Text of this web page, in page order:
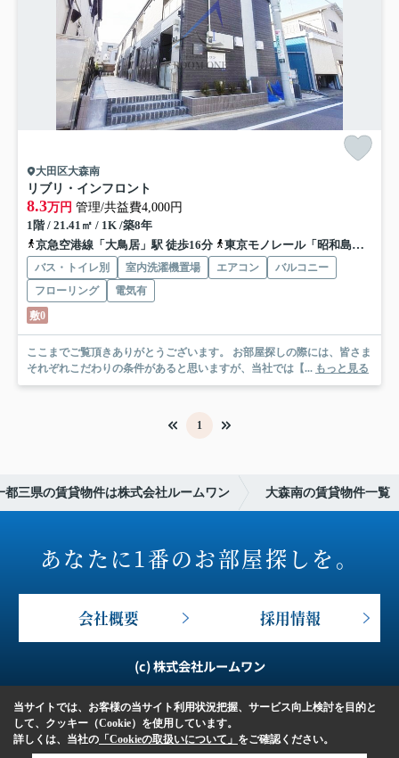
大田区大森南
リブリ・インフロント
8.3万円 管理/共益費4,000円
1階 / 21.41㎡ / 1K /築8年
京急空港線「大鳥居」駅 徒歩16分
東京モノレール「昭和島」駅 徒歩19分
バス・トイレ別 室内洗濯機置場 エアコン
バルコニー
フローリング
電気有
敷0
ここまでご覧頂きありがとうございます。 お部屋探しの際には、皆さま
それぞれこだわりの条件があると思いますが、当社では【... もっと見る
1
都三県の賃貸物件は株式会社ルームワン 大森南の賃貸物件一覧
あなたに1番のお部屋探しを。
会社概要 採用情報
(c) 株式会社ルームワン
当サイトでは、お客様の当サイト利用状況把握、サービス向上検討を目的と
して、クッキー（Cookie）を使用しています。
詳しくは、当社の 「Cookieの取扱いについて」 をご確認ください。